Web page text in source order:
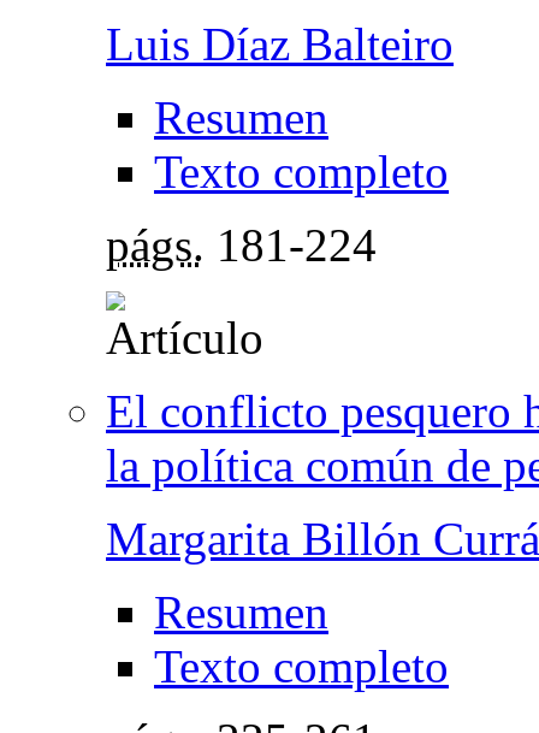
Luis Díaz Balteiro
Resumen
Texto completo
págs. 181-224
El conflicto pesquero
la política común de
Margarita Billón
Resumen
Texto completo